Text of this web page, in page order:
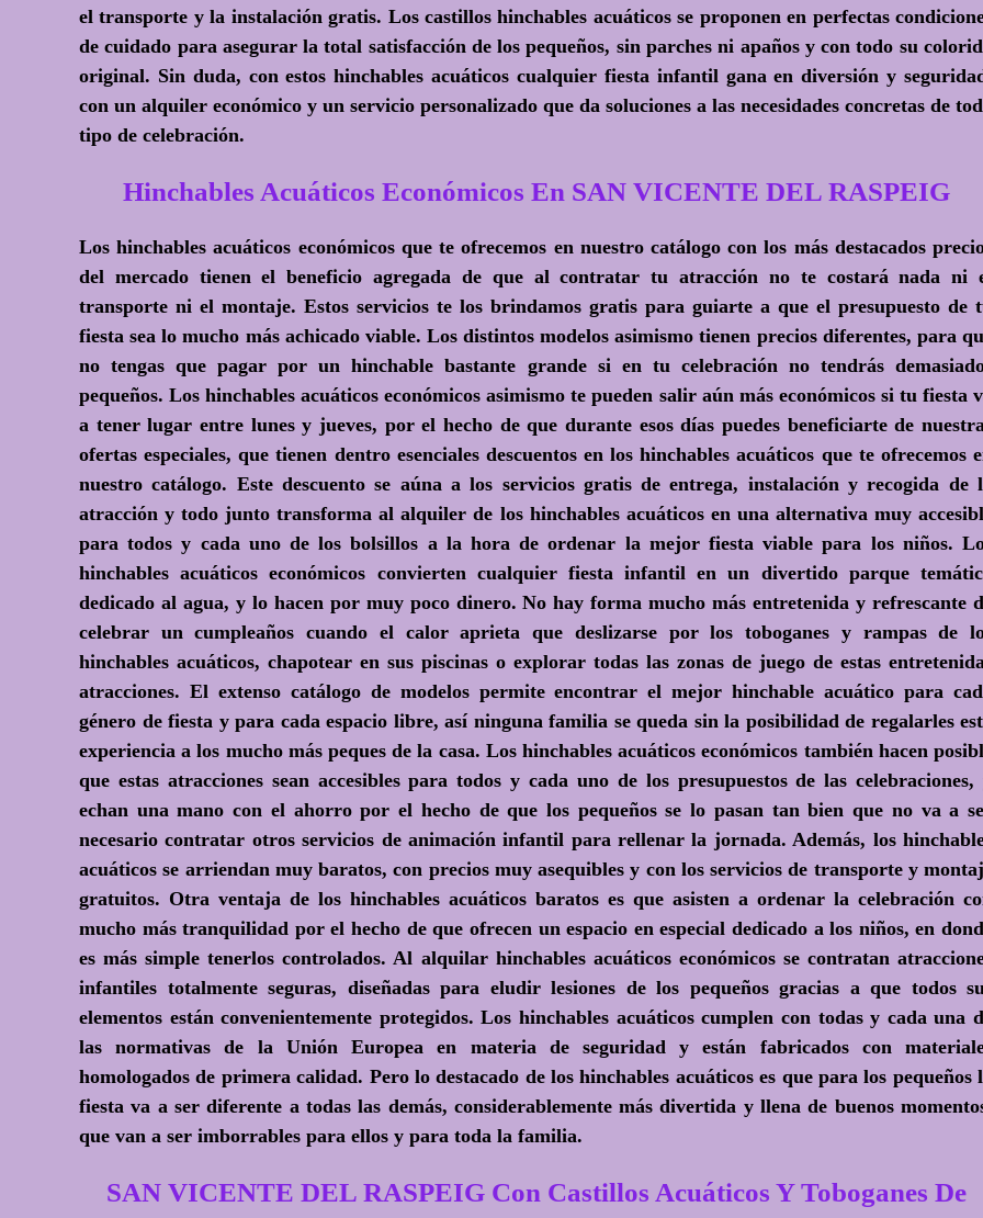
el transporte y la instalación gratis. Los castillos hinchables acuáticos se proponen en perfectas
de cuidado para asegurar la total satisfacción de los pequeños, sin parches ni apaños y con todo su
original. Sin duda, con estos hinchables acuáticos cualquier fiesta infantil gana en diversión y
con un alquiler económico y un servicio personalizado que da soluciones a las necesidades concretas de
tipo de celebración.
Hinchables Acuáticos Económicos En SAN VICENTE DEL RASPEIG
Los hinchables acuáticos económicos que te ofrecemos en nuestro catálogo con los más destacados
del mercado tienen el beneficio agregada de que al contratar tu atracción no te costará nada ni
transporte ni el montaje. Estos servicios te los brindamos gratis para guiarte a que el presupuesto de
fiesta sea lo mucho más achicado viable. Los distintos modelos asimismo tienen precios diferentes, para
no tengas que pagar por un hinchable bastante grande si en tu celebración no tendrás
pequeños. Los hinchables acuáticos económicos asimismo te pueden salir aún más económicos si tu fiesta
a tener lugar entre lunes y jueves, por el hecho de que durante esos días puedes beneficiarte de
ofertas especiales, que tienen dentro esenciales descuentos en los hinchables acuáticos que te ofrecemos
nuestro catálogo. Este descuento se aúna a los servicios gratis de entrega, instalación y recogida de
atracción y todo junto transforma al alquiler de los hinchables acuáticos en una alternativa muy
para todos y cada uno de los bolsillos a la hora de ordenar la mejor fiesta viable para los niños.
hinchables acuáticos económicos convierten cualquier fiesta infantil en un divertido parque
dedicado al agua, y lo hacen por muy poco dinero. No hay forma mucho más entretenida y refrescante
celebrar un cumpleaños cuando el calor aprieta que deslizarse por los toboganes y rampas de
hinchables acuáticos, chapotear en sus piscinas o explorar todas las zonas de juego de estas
atracciones. El extenso catálogo de modelos permite encontrar el mejor hinchable acuático para
género de fiesta y para cada espacio libre, así ninguna familia se queda sin la posibilidad de regalarles
experiencia a los mucho más peques de la casa. Los hinchables acuáticos económicos también hacen
que estas atracciones sean accesibles para todos y cada uno de los presupuestos de las celebraciones,
echan una mano con el ahorro por el hecho de que los pequeños se lo pasan tan bien que no va a
necesario contratar otros servicios de animación infantil para rellenar la jornada. Además, los
acuáticos se arriendan muy baratos, con precios muy asequibles y con los servicios de transporte y
gratuitos. Otra ventaja de los hinchables acuáticos baratos es que asisten a ordenar la celebración
mucho más tranquilidad por el hecho de que ofrecen un espacio en especial dedicado a los niños, en
es más simple tenerlos controlados. Al alquilar hinchables acuáticos económicos se contratan
infantiles totalmente seguras, diseñadas para eludir lesiones de los pequeños gracias a que todos
elementos están convenientemente protegidos. Los hinchables acuáticos cumplen con todas y cada una
las normativas de la Unión Europea en materia de seguridad y están fabricados con
homologados de primera calidad. Pero lo destacado de los hinchables acuáticos es que para los pequeños
fiesta va a ser diferente a todas las demás, considerablemente más divertida y llena de buenos
que van a ser imborrables para ellos y para toda la familia.
SAN VICENTE DEL RASPEIG Con Castillos Acuáticos Y Toboganes De